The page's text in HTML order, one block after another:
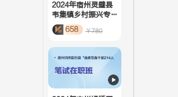
2024年宿州灵璧县
韦集镇乡村振兴专职
人员招聘2人-笔试
在职班
658 ￥780